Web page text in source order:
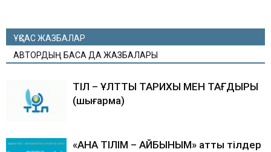
ҰҚСАС ЖАЗБАЛАР
АВТОРДЫҢ БАСҚА ДА ЖАЗБАЛАРЫ
ТІЛ – ҰЛТТЫҢ ТАРИХЫ МЕН ТАҒДЫРЫ
(шығарма)
«АНА ТІЛІМ – АЙБЫНЫМ» атты тілдер